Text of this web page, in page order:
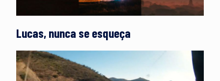
Lucas, nunca se esqueça